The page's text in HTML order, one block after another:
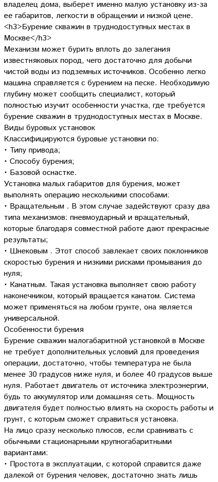
владелец дома, выберет именно малую установку из-за
ее габаритов, легкости в обращении и низкой цене.
<h3>Бурение скважин в труднодоступных местах в
Москве</h3>
Механизм может бурить вплоть до залегания
известняковых пород, чего достаточно для добычи
чистой воды из подземных источников. Особенно легко
машина справляется с бурением на песке. Необходимую
глубину может сообщить специалист, который
полностью изучит особенности участка, где требуется
бурение скважин в труднодоступных местах в Москве.
Виды буровых установок
Классифицируются буровые установки по:
• Типу привода;
• Способу бурения;
• Базовой оснастке.
Установка малых габаритов для бурения, может
выполнять операцию несколькими способами:
• Вращательным . В этом случае задействуют сразу два
типа механизмов: пневмоударный и вращательный,
которые благодаря совместной работе дают прекрасные
результаты;
• Шнековым . Этот способ завлекает своих поклонников
скоростью бурения и низкими рисками промывания до
нуля;
• Канатным. Такая установка выполняет свою работу
наконечником, который вращается канатом. Система
может применяться на любом грунте, она является
универсальной.
Особенности бурения
Бурение скважин малогабаритной установкой в Москве
не требует дополнительных условий для проведения
операции, достаточно, чтобы температура не была
менее 30 градусов ниже нуля, и более 40 градусов выше
нуля. Работает двигатель от источника электроэнергии,
будь то аккумулятор или домашняя сеть. Мощность
двигателя будет полностью влиять на скорость работы и
грунт, с которым сможет справиться установка.
На лицо сразу несколько плюсов, если сравнивать с
обычными стационарными крупногабаритными
вариантами:
• Простота в эксплуатации, с которой справится даже
далекой от бурения человек, достаточно знать лишь